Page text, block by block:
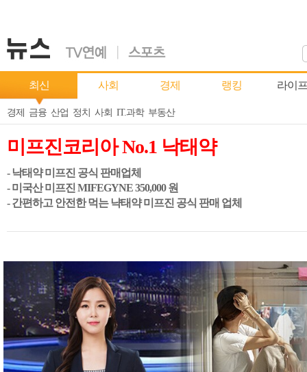
최신 사회 경제 랭킹 라이프
경제 금융 산업 정치 사회 IT.과학 부동산
미프진코리아 No.1 낙태약
- 낙태약 미프진 공식 판매업체
- 미국산 미프진 MIFEGYNE 350,000 원
- 간편하고 안전한 먹는 냑태약 미프진 공식 판매 업체